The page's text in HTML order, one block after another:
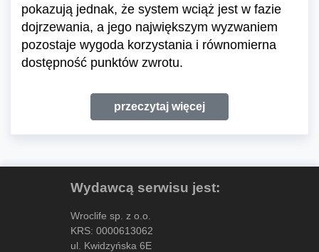
pokazują jednak, że system wciąż jest w fazie
dojrzewania, a jego największym wyzwaniem
pozostaje wygoda korzystania i równomierna
dostępność punktów zwrotu.
przeczytaj więcej
Wydawcą serwisu jest:
Wroclife sp. z o.o.
KRS: 0000613062
ul. Kwidzyńska 6E